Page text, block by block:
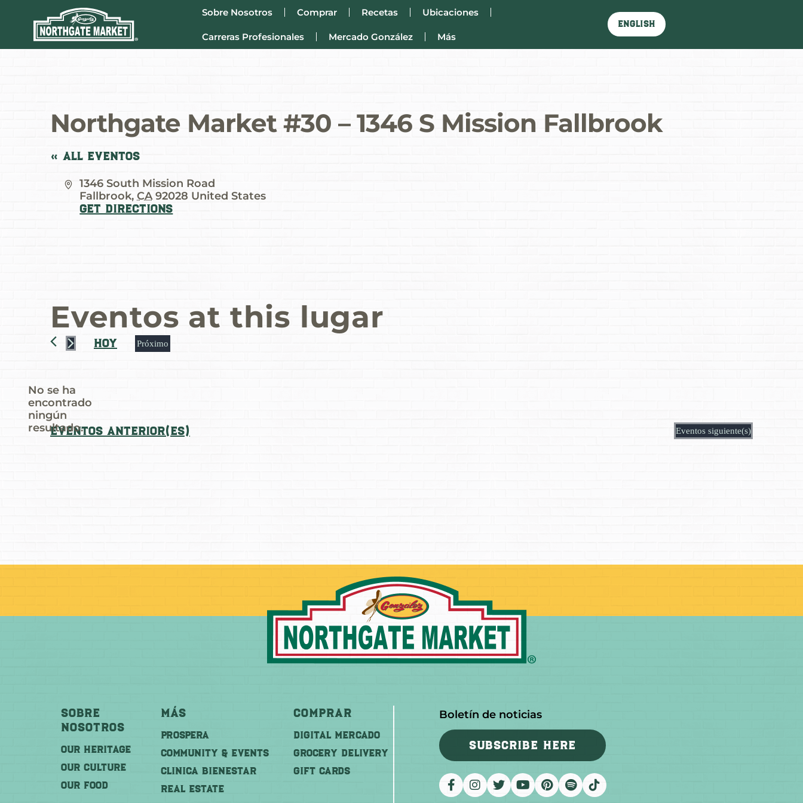
Sobre Nosotros Comprar Recetas Ubicaciones
Carreras Profesionales Mercado González Más
English
Northgate Market #30 – 1346 S Mission Fallbrook
« All Eventos
Address
1346 South Mission Road
Fallbrook, CA 92028 United States
Get Directions
Eventos at this lugar
Notice
No se ha
encontrado
ningún
resultado.
Hoy Próximo
Eventos anterior(es) Eventos siguiente(s)
Sobre
Nosotros
OUR HERITAGE
OUR CULTURE
OUR FOOD
Más
PROSPERA
COMMUNITY & EVENTS
CLINICA BIENESTAR
REAL ESTATE
Comprar
DIGITAL MERCADO
Grocery Delivery
GIFT CARDS
Boletín de noticias
SUBSCRIBE HERE